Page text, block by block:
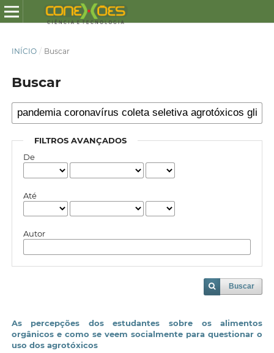
INÍCIO / Buscar
Buscar
FILTROS AVANÇADOS
De
Até
Autor
Buscar
As percepções dos estudantes sobre os alimentos
orgânicos e como se veem socialmente para questionar o
uso dos agrotóxicos